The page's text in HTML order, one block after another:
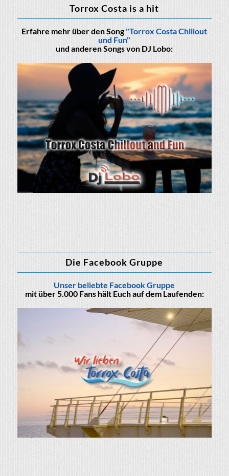
Torrox Costa is a hit
Erfahre mehr über den Song"Torrox Costa Chillout
und Fun"
und anderen Songs von DJ Lobo:
Die Facebook Gruppe
Unser beliebte Facebook Gruppe
mit über 5.000 Fans hält Euch auf dem Laufenden: